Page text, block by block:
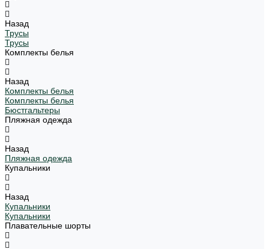
Назад
Трусы
Трусы
Комплекты белья
Назад
Комплекты белья
Комплекты белья
Бюстгальтеры
Пляжная одежда
Назад
Пляжная одежда
Купальники
Назад
Купальники
Купальники
Плавательные шорты